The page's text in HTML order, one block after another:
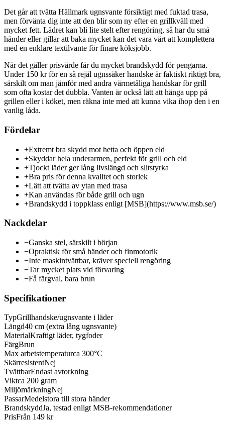
Det går att tvätta Hällmark ugnsvante försiktigt med fuktad trasa,
men förvänta dig inte att den blir som ny efter en grillkväll med
mycket fett. Lädret kan bli lite stelt efter rengöring, så har du små
händer eller gillar att baka mycket kan det vara värt att komplettera
med en enklare textilvante för finare köksjobb.
När det gäller prisvärde får du mycket brandskydd för pengarna.
Under 150 kr för en så rejäl ugnssäker handske är faktiskt riktigt bra,
särskilt om man jämför med andra värmetåliga handskar för grill
som ofta kostar det dubbla. Vanten är också lätt att hänga upp på
grillen eller i köket, men räkna inte med att kunna vika ihop den i en
vanlig låda.
Fördelar
+Extremt bra skydd mot hetta och öppen eld
+Skyddar hela underarmen, perfekt för grill och eld
+Tjockt läder ger lång livslängd och slitstyrka
+Bra pris för denna kvalitet och storlek
+Lätt att tvätta av ytan med trasa
+Kan användas för både grill och ugn
+Brandskydd i toppklass enligt [MSB](https://www.msb.se/)
Nackdelar
−Ganska stel, särskilt i början
−Opraktisk för små händer och finmotorik
−Inte maskintvättbar, kräver speciell rengöring
−Tar mycket plats vid förvaring
−Få färgval, bara brun
Specifikationer
TypGrillhandske/ugnsvante i läder
Längd40 cm (extra lång ugnsvante)
MaterialKraftigt läder, tygfoder
FärgBrun
Max arbetstemperaturca 300°C
SkärresistentNej
TvättbarEndast avtorkning
Viktca 200 gram
MiljömärkningNej
PassarMedelstora till stora händer
BrandskyddJa, testad enligt MSB-rekommendationer
PrisFrån 149 kr